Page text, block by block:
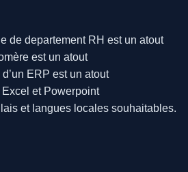
de departement RH est un atout
est un atout
ERP est un atout
et Powerpoint
et langues locales souhaitables.